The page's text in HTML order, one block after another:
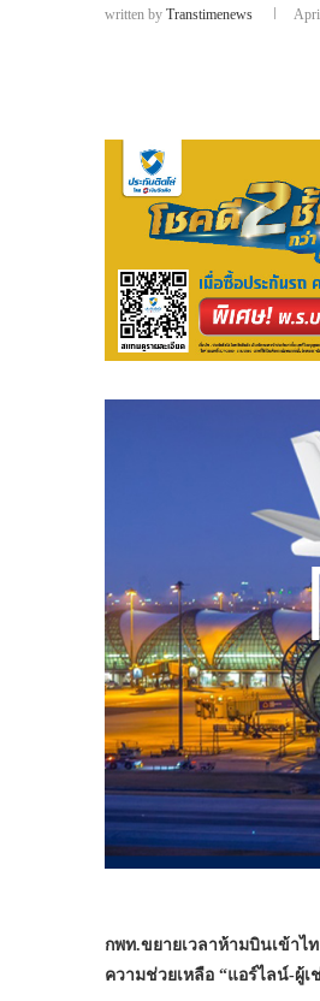
written by Transtimenews
กพท.ขยายเวลาห้ามบินเข้าไ
ความช่วยเหลือ “แอร์ไลน์-ผู้เ